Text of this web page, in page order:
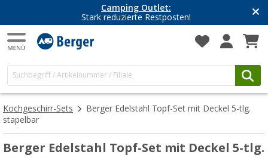
Camping Outlet:
Stark reduzierte Restposten!
Kochgeschirr-Sets
Berger Edelstahl Topf-Set mit Deckel 5-tlg.
stapelbar
Berger Edelstahl Topf-Set mit Deckel 5-tlg.